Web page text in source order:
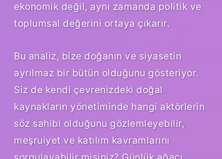
ekonomik değil, aynı zamanda politik ve
toplumsal değerini ortaya çıkarır.
Bu analiz, bize doğanın ve siyasetin
ayrılmaz bir bütün olduğunu gösteriyor.
Siz de kendi çevrenizdeki doğal
kaynakların yönetiminde hangi aktörlerin
söz sahibi olduğunu gözlemleyebilir,
meşruiyet ve katılım kavramlarını